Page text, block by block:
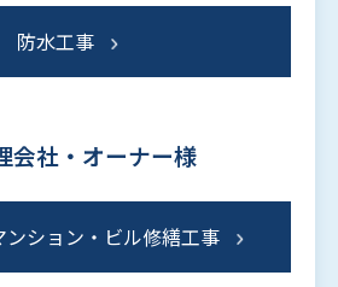
防水工事
会社・オーナー様
ンション・ビル修繕工事